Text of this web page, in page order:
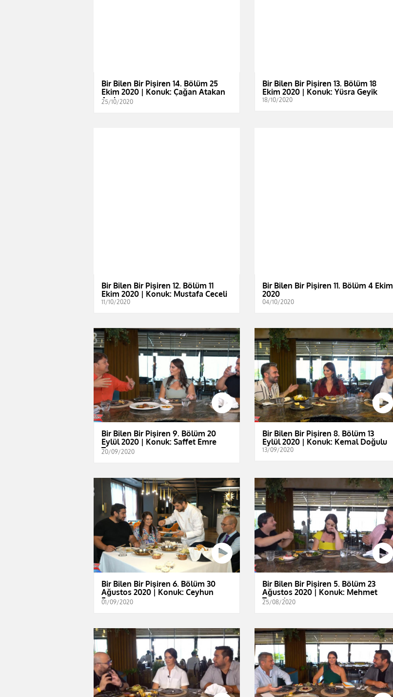
Bir Bilen Bir Pişiren 14. Bölüm 25
Ekim 2020 | Konuk: Çağan Atakan
Arslan
25/10/2020
Bir Bilen Bir Pişiren 13. Bölüm 18
Ekim 2020 | Konuk: Yüsra Geyik
18/10/2020
Bir Bilen Bir Pişiren 12. Bölüm 11
Ekim 2020 | Konuk: Mustafa Ceceli
11/10/2020
Bir Bilen Bir Pişiren 11. Bölüm 4 Ekim
2020
04/10/2020
Bir Bilen Bir Pişiren 9. Bölüm 20
Eylül 2020 | Konuk: Saffet Emre
Tonguç
20/09/2020
Bir Bilen Bir Pişiren 8. Bölüm 13
Eylül 2020 | Konuk: Kemal Doğulu
13/09/2020
Bir Bilen Bir Pişiren 6. Bölüm 30
Ağustos 2020 | Konuk: Ceyhun
Fersoy
01/09/2020
Bir Bilen Bir Pişiren 5. Bölüm 23
Ağustos 2020 | Konuk: Mehmet
Turgut
25/08/2020